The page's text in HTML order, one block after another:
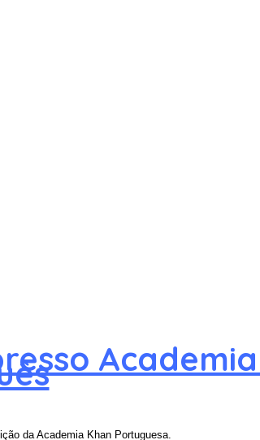
da Academia Khan Portuguesa.